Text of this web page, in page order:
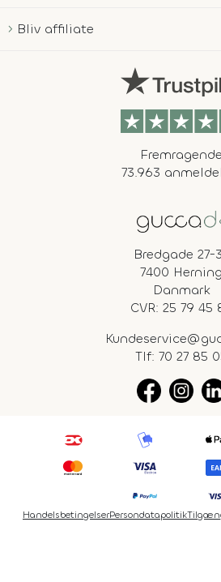
Bliv affiliate
Fremragende
73.963
Bredgade 27-
7400 Herning
Danmark
CVR: 25 79 45
Tlf: 70 27 85
HandelsbetingelserPersondatapolitik